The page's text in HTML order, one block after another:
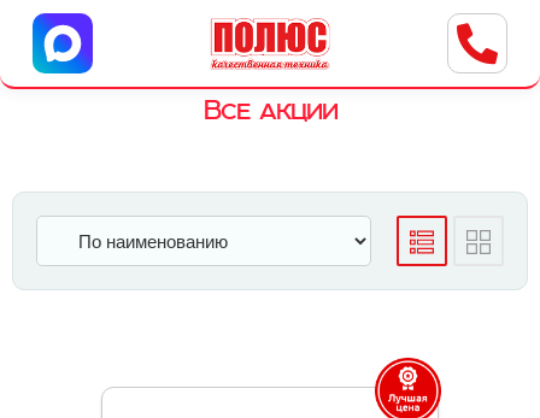
Центр бытовой техники
г. Ульяновск, ул. Пушкарева, 8a
Все акции